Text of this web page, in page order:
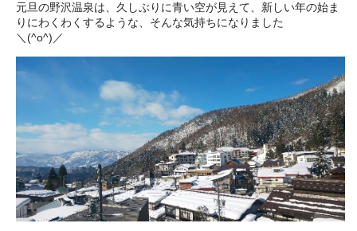
元旦の野沢温泉は、久しぶりに青い空が見えて、新しい年の始ま
りにわくわくするような、そんな気持ちになりました
＼(^o^)／